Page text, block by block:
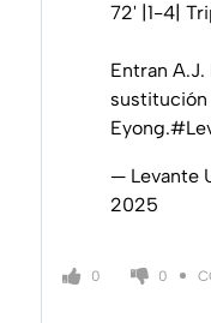
72' |1-4|
Entran
sustitución
Eyong.
— Levante
2025
0 0